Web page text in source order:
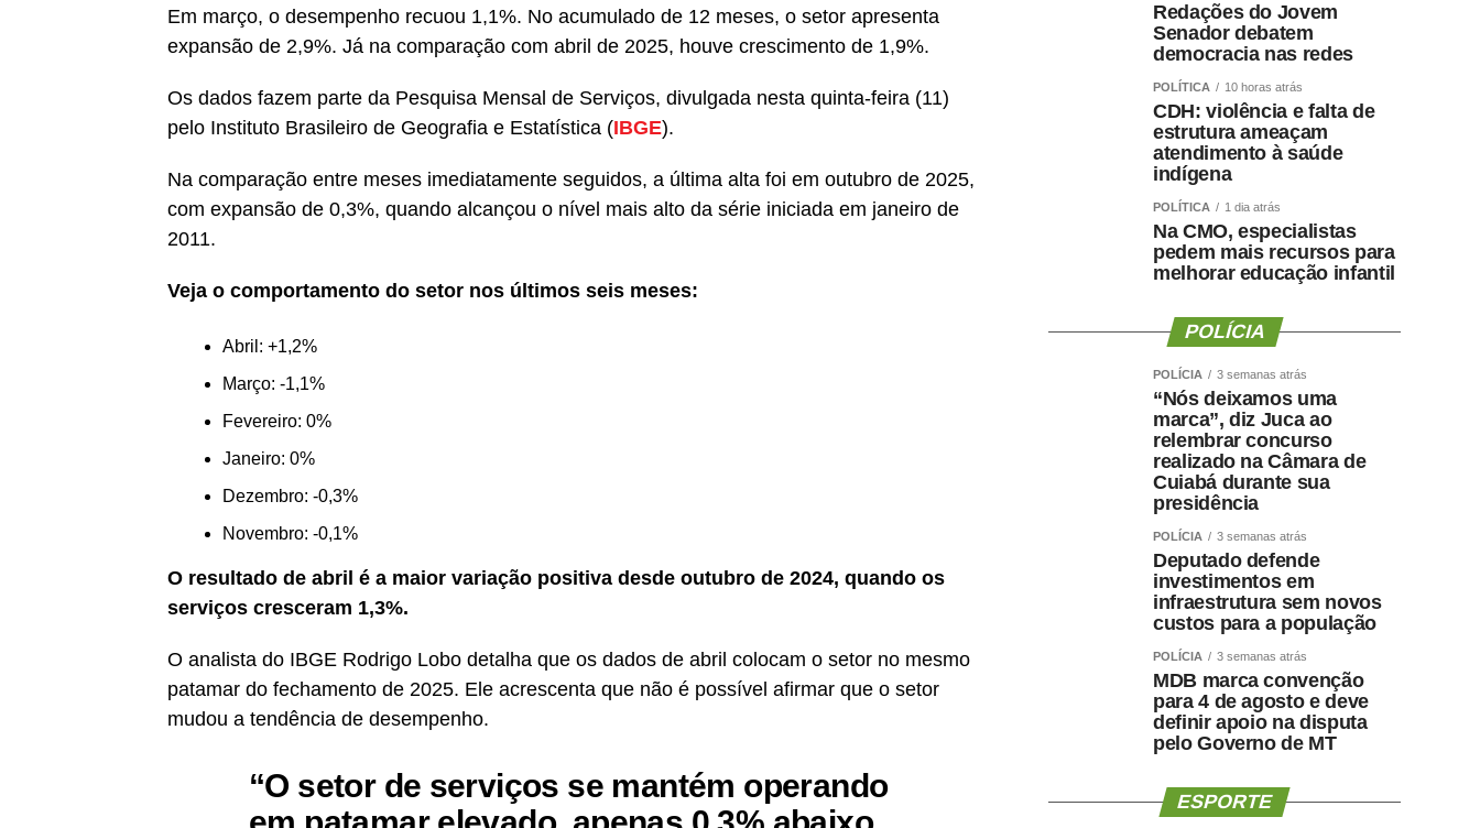
Em março, o desempenho recuou 1,1%. No acumulado de 12 meses, o setor apresenta
expansão de 2,9%. Já na comparação com abril de 2025, houve crescimento de 1,9%.
Os dados fazem parte da Pesquisa Mensal de Serviços, divulgada nesta quinta-feira (11)
pelo Instituto Brasileiro de Geografia e Estatística (IBGE).
Na comparação entre meses imediatamente seguidos, a última alta foi em outubro de 2025,
com expansão de 0,3%, quando alcançou o nível mais alto da série iniciada em janeiro de
2011.
Veja o comportamento do setor nos últimos seis meses:
Abril: +1,2%
Março: -1,1%
Fevereiro: 0%
Janeiro: 0%
Dezembro: -0,3%
Novembro: -0,1%
O resultado de abril é a maior variação positiva desde outubro de 2024, quando os
serviços cresceram 1,3%.
O analista do IBGE Rodrigo Lobo detalha que os dados de abril colocam o setor no mesmo
patamar do fechamento de 2025. Ele acrescenta que não é possível afirmar que o setor
mudou a tendência de desempenho.
“O setor de serviços se mantém operando
Redações do Jovem
Senador debatem
democracia nas redes
POLÍTICA 10 horas atrás
CDH: violência e falta de
estrutura ameaçam
atendimento à saúde
indígena
POLÍTICA 1 dia atrás
Na CMO, especialistas
pedem mais recursos para
melhorar educação infantil
POLÍCIA
POLÍCIA 3 semanas atrás
“Nós deixamos uma
marca”, diz Juca ao
relembrar concurso
realizado na Câmara de
Cuiabá durante sua
presidência
POLÍCIA 3 semanas atrás
Deputado defende
investimentos em
infraestrutura sem novos
custos para a população
POLÍCIA 3 semanas atrás
MDB marca convenção
para 4 de agosto e deve
definir apoio na disputa
pelo Governo de MT
ESPORTE